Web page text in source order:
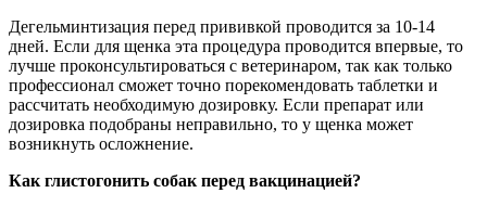
Дегельминтизация перед прививкой проводится за 10-14
дней. Если для щенка эта процедура проводится впервые, то
лучше проконсультироваться с ветеринаром, так как только
профессионал сможет точно порекомендовать таблетки и
рассчитать необходимую дозировку. Если препарат или
дозировка подобраны неправильно, то у щенка может
возникнуть осложнение.
Как глистогонить собак перед вакцинацией?